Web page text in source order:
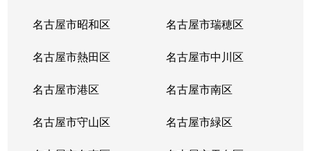
名古屋市昭和区 名古屋市瑞穂区
名古屋市熱田区 名古屋市中川区
名古屋市港区 名古屋市南区
名古屋市守山区 名古屋市緑区